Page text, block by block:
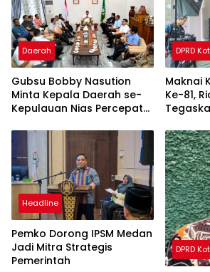
Daerah
Gubsu Bobby Nasution
Minta Kepala Daerah se-
Kepulauan Nias Percepat
DPRD
Maknai
Ke-81,
Headline
Pemko Dorong IPSM Medan
Jadi Mitra Strategis
Pemerintah
DPRD